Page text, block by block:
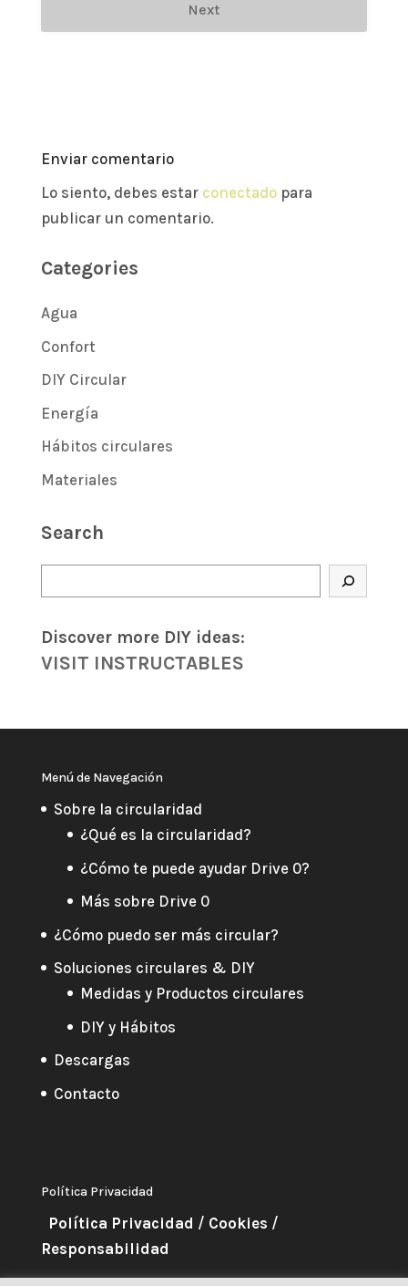
Next
Enviar comentario
Lo siento, debes estar conectadopara
publicar un comentario.
Categories
Agua
Confort
DIY Circular
Energía
Hábitos circulares
Materiales
Search
Discover more DIY ideas:
VISIT INSTRUCTABLES
Menú de Navegación
Sobre la circularidad
¿Qué es la circularidad?
¿Cómo te puede ayudar Drive 0?
Más sobre Drive 0
¿Cómo puedo ser más circular?
Soluciones circulares & DIY
Medidas y Productos circulares
DIY y Hábitos
Descargas
Contacto
Política Privacidad
Política Privacidad / Cookies /
Responsabilidad